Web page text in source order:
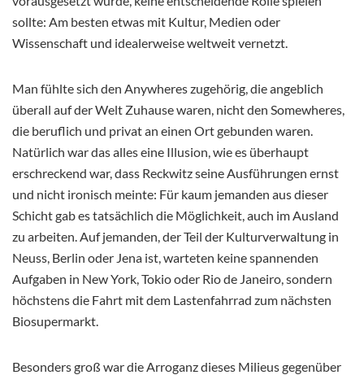
sollte: Am besten etwas mit Kultur, Medien oder
Wissenschaft und idealerweise weltweit vernetzt.
Man fühlte sich den Anywheres zugehörig, die angeblich
überall auf der Welt Zuhause waren, nicht den Somewheres,
die beruflich und privat an einen Ort gebunden waren.
Natürlich war das alles eine Illusion, wie es überhaupt
erschreckend war, dass Reckwitz seine Ausführungen ernst
und nicht ironisch meinte: Für kaum jemanden aus dieser
Schicht gab es tatsächlich die Möglichkeit, auch im Ausland
zu arbeiten. Auf jemanden, der Teil der Kulturverwaltung in
Neuss, Berlin oder Jena ist, warteten keine spannenden
Aufgaben in New York, Tokio oder Rio de Janeiro, sondern
höchstens die Fahrt mit dem Lastenfahrrad zum nächsten
Biosupermarkt.
Besonders groß war die Arroganz dieses Milieus gegenüber